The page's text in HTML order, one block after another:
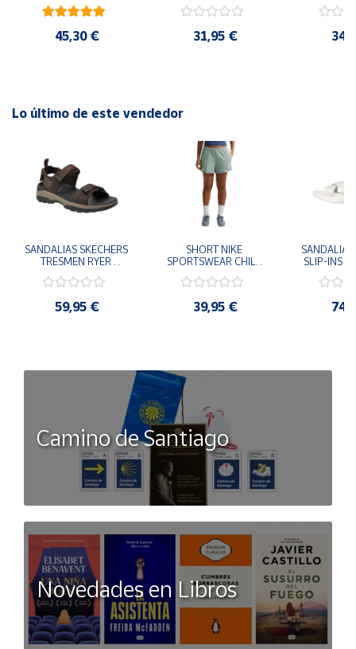
45,30 € 31,95 €
Lo último de este vendedor
SANDALIAS SKECHERS
TRESMEN RYER
205112-CHOC
COMODAS
59,95 €
SHORT NIKE
SPORTSWEAR CHILL
006 PANTALONES
39,95 €
SANDALIAS
SLIP-INS
Camino de Santiago
Novedades en Libros